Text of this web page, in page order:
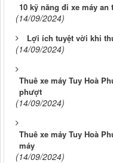
10 kỹ năng đi xe máy an
(14/09/2024)
Lợi ích tuyệt vời khi
(14/09/2024)
Thuê xe máy Tuy Hoà
phượt
(14/09/2024)
Thuê xe máy Tuy Hoà
máy
(14/09/2024)